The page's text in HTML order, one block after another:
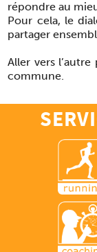
répondre au
Pour cela, le
partager
Aller vers
commune.